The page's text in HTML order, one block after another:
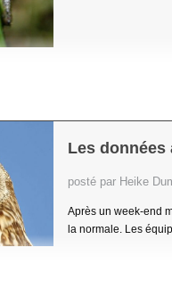
Les
posté par Heike
Après un week-end
la normale. Les